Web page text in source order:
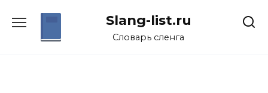
Slang-list.ru
Словарь сленга